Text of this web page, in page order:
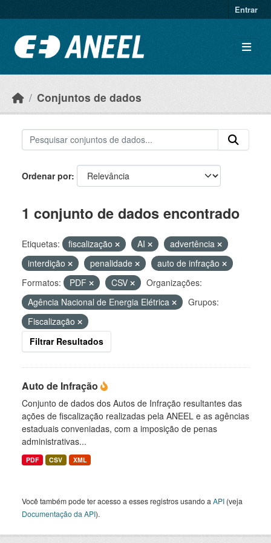
Entrar
Conjuntos de dados
Ordenar por
1 conjunto de dados encontrado
Etiquetas: fiscalização AI
advertência
interdição
penalidade
auto de infração
Formatos:
PDF CSV
Organizações:
Agência Nacional de Energia Elétrica
Grupos:
Fiscalização
Filtrar Resultados
Auto de Infração
Conjunto de dados dos Autos de Infração resultantes das
ações de fiscalização realizadas pela ANEEL e as agências
estaduais conveniadas, com a imposição de penas
administrativas...
PDF CSV XML
Você também pode ter acesso a esses registros usando a API (veja
Documentação da API).